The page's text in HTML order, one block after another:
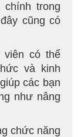
trong
cũng có
viên có thể
và kinh
các bạn
như nâng
chức năng